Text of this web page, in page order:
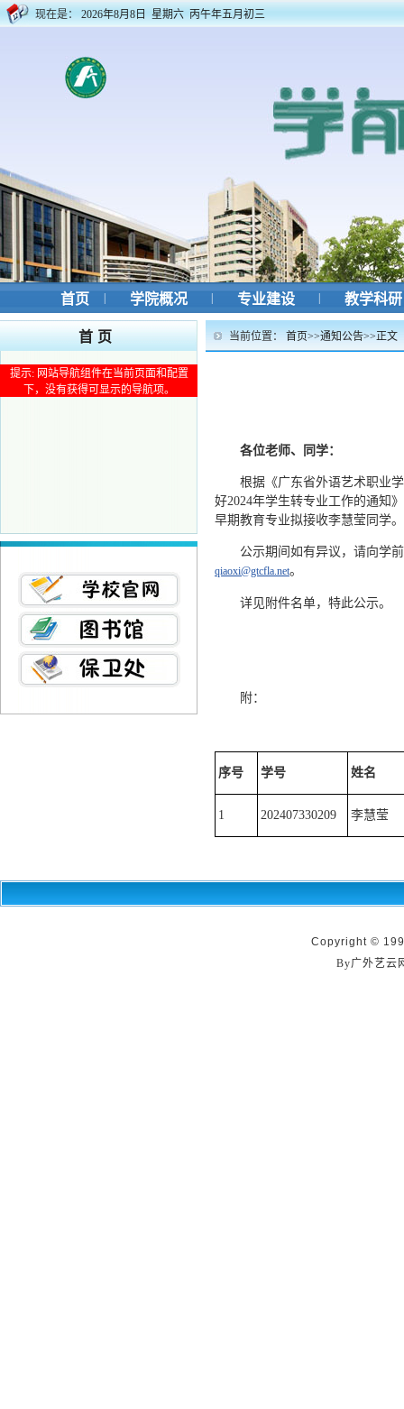
现在是： 2026年8月8日 星期六 丙午年五月初三
首页 学院概况 专业建设 教学科
首页
提示: 网站导航组件在当前页面和配置
下，没有获得可显示的导航项。
当前位置： 首页>>通知公告>>正文
各位老师、同学：
根据《广东省外语艺术职业
好2024年学生转专业工作的通知
早期教育专业拟接收李慧莹同学
公示期间如有异议，请向学
qiaoxi@gtcfla.net。
详见附件名单，特此公示。
附：
序号 学号 姓名
1 202407330209 李慧莹
Copyright ©
By广外艺云